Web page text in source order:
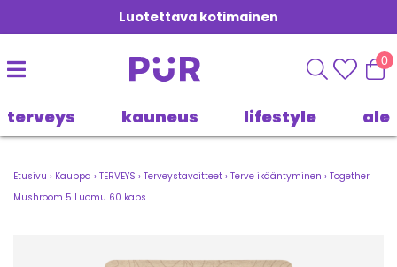
Luotettava kotimainen
0
terveys kauneus lifestyle ale
Etusivu › Kauppa › TERVEYS › Terveystavoitteet › Terve ikääntyminen › Together
Mushroom 5 Luomu 60 kaps